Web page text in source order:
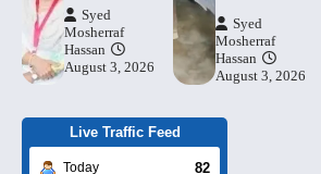
Syed
Mosherraf
Hassan
August 3, 2026
Syed
Mosherraf
Hassan
August 3, 2026
Live Traffic Feed
Today 82